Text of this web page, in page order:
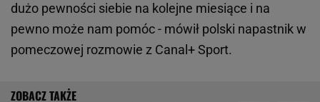
dużo pewności siebie na kolejne miesiące i na
pewno może nam pomóc - mówił polski napastnik w
pomeczowej rozmowie z Canal+ Sport.